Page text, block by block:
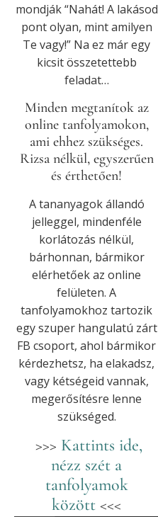
mondják “Nahát! A lakásod
pont olyan, mint amilyen
Te vagy!” Na ez már egy
kicsit összetettebb
feladat…
Minden megtanítok az
online tanfolyamokon,
ami ehhez szükséges.
Rizsa nélkül, egyszerűen
és érthetően!
A tananyagok állandó
jelleggel, mindenféle
korlátozás nélkül,
bárhonnan, bármikor
elérhetőek az online
felületen. A
tanfolyamokhoz tartozik
egy szuper hangulatú zárt
FB csoport, ahol bármikor
kérdezhetsz, ha elakadsz,
vagy kétségeid vannak,
megerősítésre lenne
szükséged.
>>> Kattints ide,
nézz szét a
tanfolyamok
között <<<